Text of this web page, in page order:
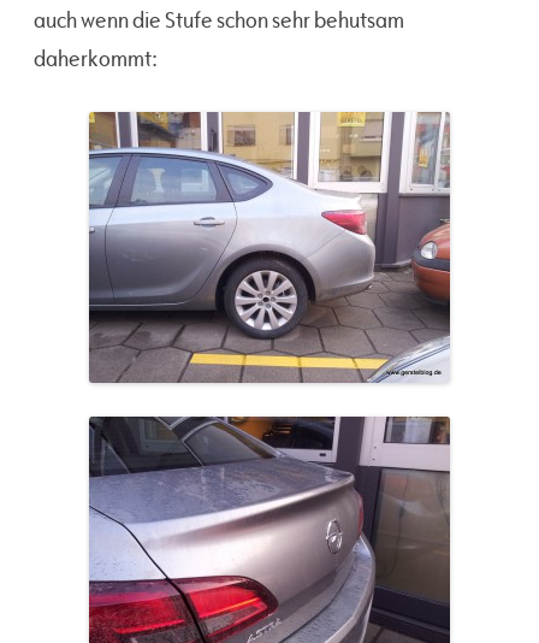
auch wenn die Stufe schon sehr behutsam
daherkommt: